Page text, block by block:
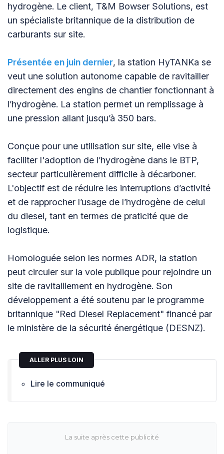
hydrogène. Le client, T&M Bowser Solutions, est
un spécialiste britannique de la distribution de
carburants sur site.
Présentée en juin dernier, la station HyTANKa se
veut une solution autonome capable de ravitailler
directement des engins de chantier fonctionnant à
l’hydrogène. La station permet un remplissage à
une pression allant jusqu’à 350 bars.
Conçue pour une utilisation sur site, elle vise à
faciliter l'adoption de l’hydrogène dans le BTP,
secteur particulièrement difficile à décarboner.
L'objectif est de réduire les interruptions d’activité
et de rapprocher l’usage de l’hydrogène de celui
du diesel, tant en termes de praticité que de
logistique.
Homologuée selon les normes ADR, la station
peut circuler sur la voie publique pour rejoindre un
site de ravitaillement en hydrogène. Son
développement a été soutenu par le programme
britannique "Red Diesel Replacement" financé par
le ministère de la sécurité énergétique (DESNZ).
ALLER PLUS LOIN
Lire le communiqué